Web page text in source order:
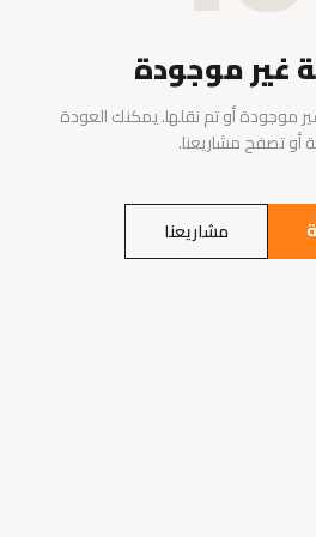
غير موجودة
موجودة أو تم نقلها. يمكنك العودة
أو تصفح مشاريعنا.
مشاريعنا